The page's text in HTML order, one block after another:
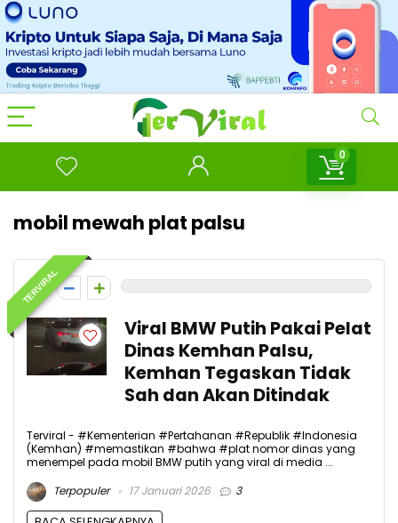
0
mobil mewah plat palsu
TERVIRAL
0
Viral BMW Putih Pakai Pelat
Dinas Kemhan Palsu,
Kemhan Tegaskan Tidak
Sah dan Akan Ditindak
Terviral - #Kementerian #Pertahanan #Republik #Indonesia
(Kemhan) #memastikan #bahwa #plat nomor dinas yang
menempel pada mobil BMW putih yang viral di media ...
Terpopuler
17 Januari 2026 3